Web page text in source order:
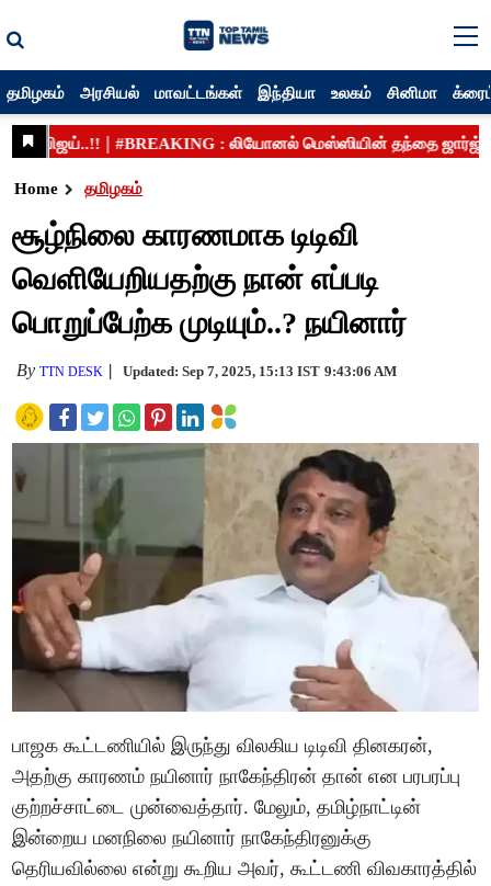
தமிழகம் அரசியல் மாவட்டங்கள் இந்தியா உலகம் சினிமா
Home தமிழகம்
சூழ்நிலை காரணமாக டிடிவி
வெளியேறியதற்கு நான் எப்படி
பொறுப்பேற்க முடியும்..? நயினார்
ByTTN DESK Updated: Sep 7, 2025, 15:13 IST 9:43:06 AM
பாஜக கூட்டணியில் இருந்து விலகிய டிடிவி தினகரன்,
அதற்கு காரணம் நயினார் நாகேந்திரன் தான் என பரபரப்பு
குற்றச்சாட்டை முன்வைத்தார். மேலும், தமிழ்நாட்டின்
இன்றைய மனநிலை நயினார் நாகேந்திரனுக்கு
தெரியவில்லை என்று கூறிய அவர், கூட்டணி விவகாரத்தில்